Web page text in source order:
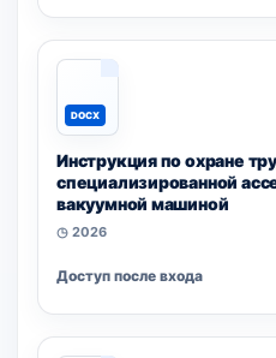
DOCX
Инструкция по охране
специализированной
вакуумной машиной
◷ 2026
Доступ после входа